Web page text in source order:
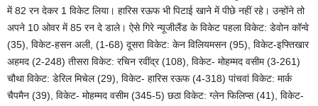
में 82 रन देकर 1 विकेट लिया। हार‍िस रऊफ भी पिटाई खाने में पीछे नहीं रहे। उन्होंने तो
अपने 10 ओवर में 85 रन दे डाले। ऐसे गिरे न्यूजीलैंड के व‍िकेट पहला व‍िकेट: डेवोन कॉन्वे
(35), विकेट-हसन अली, (1-68) दूसरा व‍िकेट: केन व‍िल‍ियमसन (95), व‍िकेट-इफ्तिखार
अहमद (2-248) तीसरा व‍िकेट: रच‍िन रव‍ींद्र (108), व‍िकेट- मोहम्मद वसीम (3-261)
चौथा व‍िकेट: डेर‍िल म‍िचेल (29), व‍िकेट- हार‍िस रऊफ (4-318) पांचवां विकेट: मार्क
चैपमैन (39), विकेट- मोहम्मद वसीम (345-5) छठा विकेट: ग्लेन फ‍िल‍िप्स (41), व‍िकेट-